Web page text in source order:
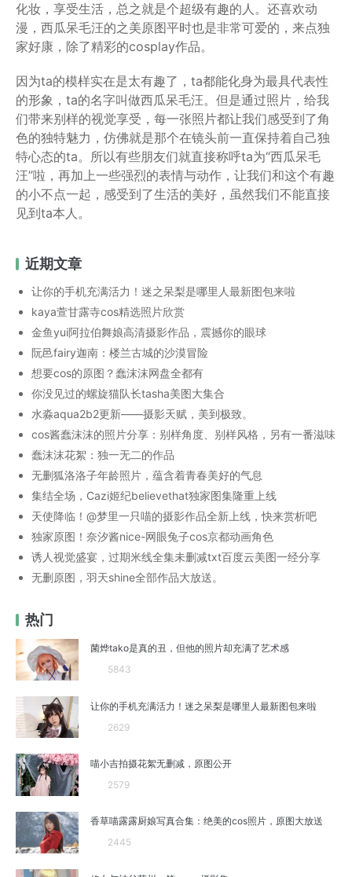
化妆，享受生活，总之就是个超级有趣的人。还喜欢动
漫，西瓜呆毛汪的之美原图平时也是非常可爱的，来点独
家好康，除了精彩的cosplay作品。
因为ta的模样实在是太有趣了，ta都能化身为最具代表性
的形象，ta的名字叫做西瓜呆毛汪。但是通过照片，给我
们带来别样的视觉享受，每一张照片都让我们感受到了角
色的独特魅力，仿佛就是那个在镜头前一直保持着自己独
特心态的ta。所以有些朋友们就直接称呼ta为“西瓜呆毛
汪”啦，再加上一些强烈的表情与动作，让我们和这个有趣
的小不点一起，感受到了生活的美好，虽然我们不能直接
见到ta本人。
近期文章
让你的手机充满活力！迷之呆梨是哪里人最新图包来啦
kaya萱甘露寺cos精选照片欣赏
金鱼yui阿拉伯舞娘高清摄影作品，震撼你的眼球
阮邑fairy迦南：楼兰古城的沙漠冒险
想要cos的原图？蠢沫沫网盘全都有
你没见过的螺旋猫队长tasha美图大集合
水淼aqua2b2更新——摄影天赋，美到极致。
cos酱蠢沫沫的照片分享：别样角度、别样风格，另有一番滋味
蠢沫沫花絮：独一无二的作品
无删狐洛洛子年龄照片，蕴含着青春美好的气息
集结全场，Cazi姬纪believethat独家图集隆重上线
天使降临！@梦里一只喵的摄影作品全新上线，快来赏析吧
独家原图！奈汐酱nice-网眼兔子cos京都动画角色
诱人视觉盛宴，过期米线全集未删减txt百度云美图一经分享
无删原图，羽天shine全部作品大放送。
热门
菌烨tako是真的丑，但他的照片却充满了艺术感
5843
让你的手机充满活力！迷之呆梨是哪里人最新图包来啦
2629
喵小吉拍摄花絮无删减，原图公开
2579
香草喵露露厨娘写真合集：绝美的cos照片，原图大放送
2445